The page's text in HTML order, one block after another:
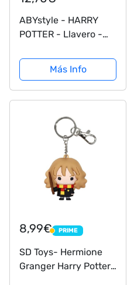
ABYstyle - HARRY
POTTER - Llavero -
Más Info
8,99€ PRIME
PRIME
SD Toys- Hermione
Granger Harry Potter